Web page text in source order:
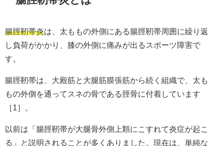
腸脛靭帯炎は、太ももの外側にある腸脛靭帯周囲に繰り返
し負荷がかかり、膝の外側に痛みが出るスポーツ障害で
す。
腸脛靭帯は、大殿筋と大腿筋膜張筋から続く組織で、太も
もの外側を通ってスネの骨である脛骨に付着しています
［1］。
以前は「腸脛靭帯が大腿骨外側上顆にこすれて炎症が起こ
る」と説明されることが多くありました。現在は、単純な